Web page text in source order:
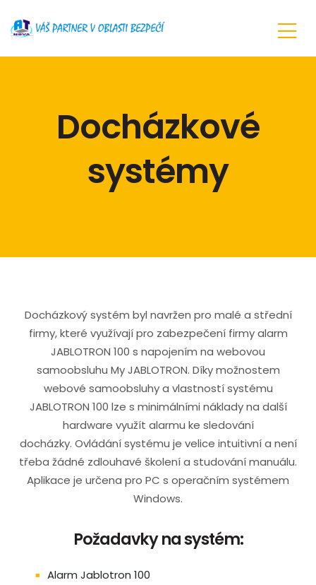
Docházkové
systémy
Docházkový systém byl navržen pro malé a střední
firmy, které využívají pro zabezpečení firmy alarm
JABLOTRON 100 s napojením na webovou
samoobsluhu My JABLOTRON. Díky možnostem
webové samoobsluhy a vlastností systému
JABLOTRON 100 lze s minimálními náklady na další
hardware využít alarmu ke sledování
docházky. Ovládání systému je velice intuitivní a není
třeba žádné zdlouhavé školení a studování manuálu.
Aplikace je určena pro PC s operačním systémem
Windows.
Požadavky na systém:
Alarm Jablotron 100